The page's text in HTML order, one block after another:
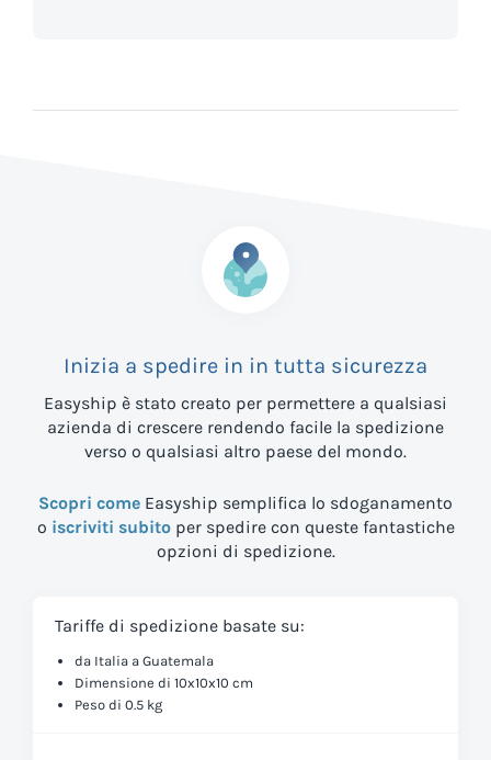
Inizia a spedire in in tutta sicurezza
Easyship è stato creato per permettere a qualsiasi
azienda di crescere rendendo facile la spedizione
verso o qualsiasi altro paese del mondo.
Scopri come Easyship semplifica lo sdoganamento
o iscriviti subitoper spedire con queste fantastiche
opzioni di spedizione.
Tariffe di spedizione basate su:
da Italia a Guatemala
Dimensione di 10x10x10 cm
Peso di 0.5 kg